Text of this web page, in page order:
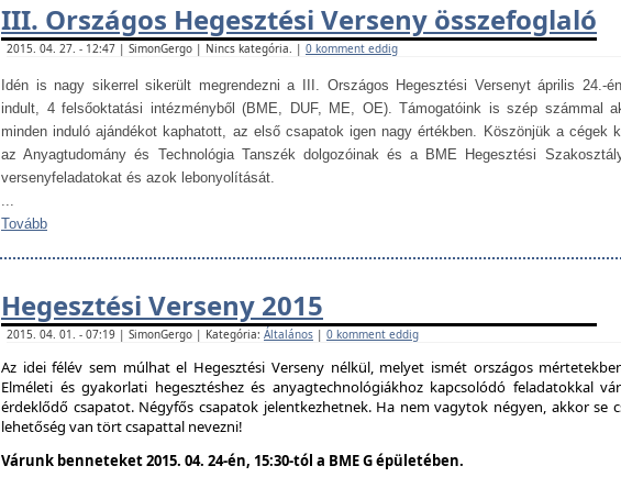
III. Országos Hegesztési Verseny összefoglaló
2015. 04. 27. - 12:47 | SimonGergo | Nincs kategória. | 0 komment eddig
Idén is nagy sikerrel sikerült megrendezni a III. Országos Hegesztési Versenyt április 24.-
indult, 4 felsőoktatási intézményből (BME, DUF, ME, OE). Támogatóink is szép számmal
minden induló ajándékot kaphatott, az első csapatok igen nagy értékben. Köszönjük a cégek
az Anyagtudomány és Technológia Tanszék dolgozóinak és a BME Hegesztési
versenyfeladatokat és azok lebonyolítását.
...
Tovább
Hegesztési Verseny 2015
2015. 04. 01. - 07:19 | SimonGergo | Kategória: Általános | 0 komment eddig
Az idei félév sem múlhat el Hegesztési Verseny nélkül, melyet ismét országos
Elméleti és gyakorlati hegesztéshez és anyagtechnológiákhoz kapcsolódó feladatokkal
érdeklődő csapatot. Négyfős csapatok jelentkezhetnek. Ha nem vagytok négyen, akkor se
lehetőség van tört csapattal nevezni!
Várunk benneteket 2015. 04. 24-én, 15:30-tól a BME G épületében.